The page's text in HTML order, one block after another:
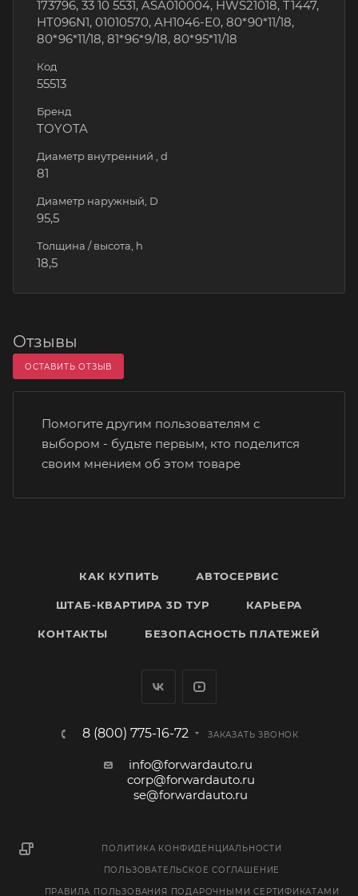
173796, 33 10 5531, ASA010004, HWS21018, T1447,
HT096N1, 01010570, AH1046-E0, 80*90*11/18,
80*96*11/18, 81*96*9/18, 80*95*11/18
Код
55513
Бренд
TOYOTA
Диаметр внутренний , d
81
Диаметр наружный, D
95,5
Толщина / высота, h
18,5
Отзывы
ОСТАВИТЬ ОТЗЫВ
Помогите другим пользователям с
выбором - будьте первым, кто поделится
своим мнением об этом товаре
КАК КУПИТЬ АВТОСЕРВИС
ШТАБ-КВАРТИРА 3D ТУР КАРЬЕРА
КОНТАКТЫ БЕЗОПАСНОСТЬ ПЛАТЕЖЕЙ
8 (800) 775-16-72 ЗАКАЗАТЬ ЗВОНОК
info@forwardauto.ru
corp@forwardauto.ru
se@forwardauto.ru
ПОЛИТИКА КОНФИДЕНЦИАЛЬНОСТИ
ПОЛЬЗОВАТЕЛЬСКОЕ СОГЛАШЕНИЕ
ПРАВИЛА ПОЛЬЗОВАНИЯ ПОДАРОЧНЫМИ СЕРТИФИКАТАМИ